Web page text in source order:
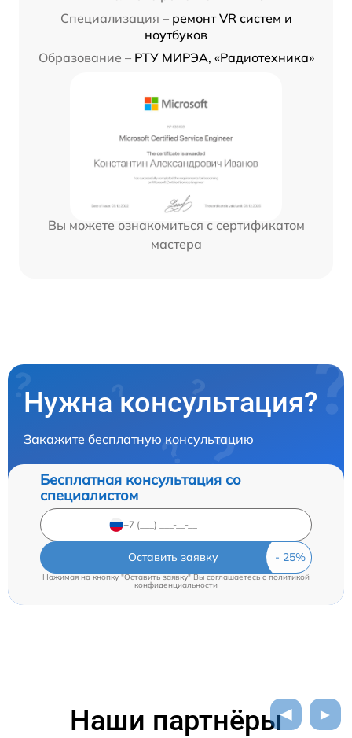
Специализация – ремонт VR систем и
ноутбуков
Образование – РТУ МИРЭА, «Радиотехника»
Вы можете ознакомиться с сертификатом
мастера
Нужна консультация?
Закажите бесплатную консультацию
Бесплатная консультация со
специалистом
Оставить заявку
Нажимая на кнопку "Оставить заявку" Вы соглашаетесь cполитикой
конфиденциальности
Наши партнёры